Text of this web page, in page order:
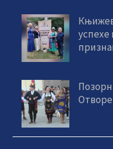
успехе